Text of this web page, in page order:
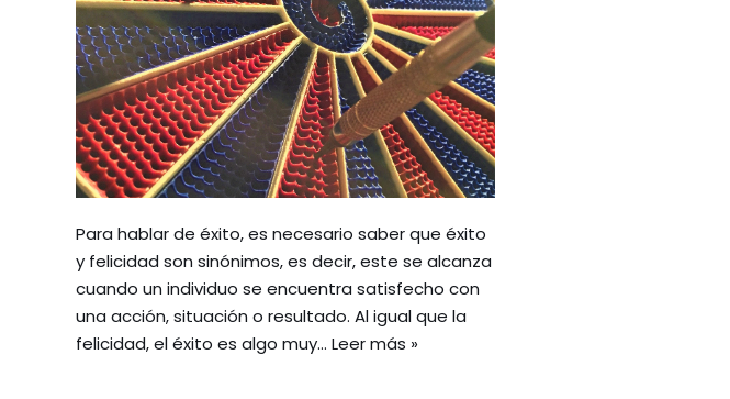
Para hablar de éxito, es necesario saber que éxito
y felicidad son sinónimos, es decir, este se alcanza
cuando un individuo se encuentra satisfecho con
una acción, situación o resultado. Al igual que la
felicidad, el éxito es algo muy… Leer más »